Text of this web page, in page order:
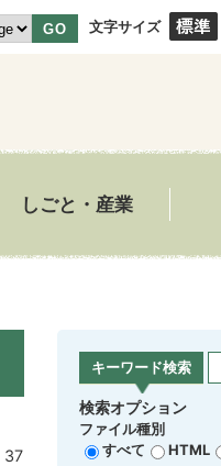
GO 文字サイズ
しごと・産業
37
キーワード検索
検索オプション
ファイル種別
すべて
HTML